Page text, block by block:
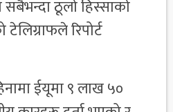
ठूलो हिस्साको
रिपोर्ट
ईयूमा ९ लाख ५०